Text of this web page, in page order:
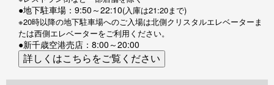
●地下駐車場：9:50～22:10(入庫は21:20まで)
※20時以降の地下駐車場へのご入場は北側クリスタルエレベーターま
たは西側エレベーターをご利用ください。
●新千歳空港売店：8:00～20:00